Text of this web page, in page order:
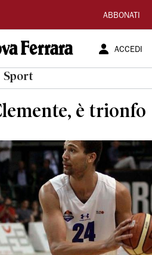
ABBONATI
ACCEDI
Sport
è trionfo